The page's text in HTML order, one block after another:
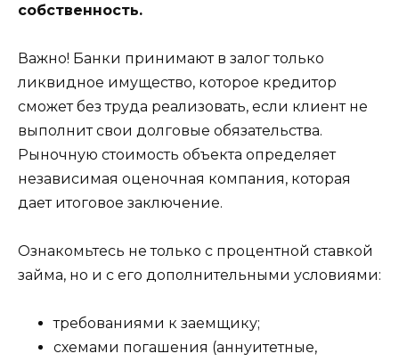
собственность.
Важно! Банки принимают в залог только
ликвидное имущество, которое кредитор
сможет без труда реализовать, если клиент не
выполнит свои долговые обязательства.
Рыночную стоимость объекта определяет
независимая оценочная компания, которая
дает итоговое заключение.
Ознакомьтесь не только с процентной ставкой
займа, но и с его дополнительными условиями:
требованиями к заемщику;
схемами погашения (аннуитетные,